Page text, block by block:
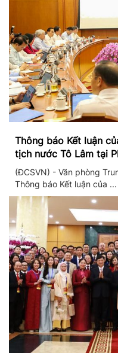
Thông báo Kết luận
tịch nước Tô Lâm tại
ương thực hiện Nghị
(ĐCSVN) - Văn phòng
Thông báo Kết luận của ...